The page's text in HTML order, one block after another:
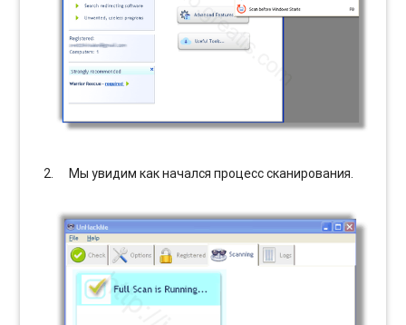
Мы увидим как начался процесс сканирования.